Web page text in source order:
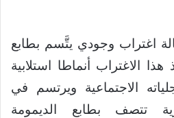
اغتراب وجودي يتَّسم بطابع
الاغتراب أنماطا استلابية
الاجتماعية ويرتسم في
تتصف بطابع الديمومة